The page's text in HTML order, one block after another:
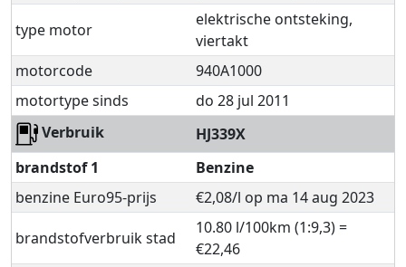
type motor
elektrische ontsteking,
viertakt
motorcode
940A1000
motortype sinds
do 28 jul 2011
Verbruik
HJ339X
brandstof 1
Benzine
benzine Euro95-prijs
€2,08/l op ma 14 aug 2023
brandstofverbruik stad
10.80 l/100km (1:9,3) =
€22,46